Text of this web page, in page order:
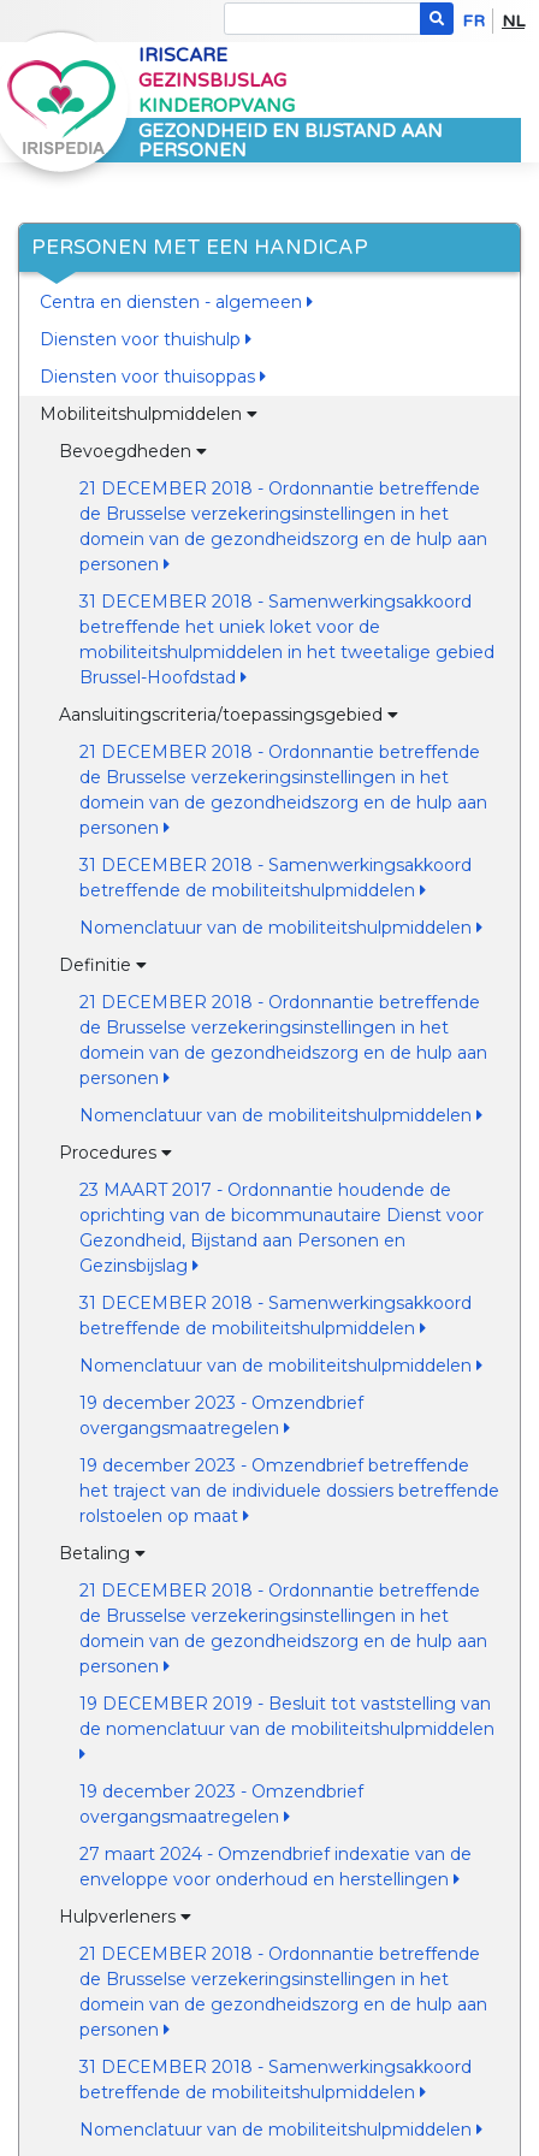
FR NL
IRISCARE
GEZINSBIJSLAG
KINDEROPVANG
GEZONDHEID EN BIJSTAND AAN
PERSONEN
PERSONEN MET EEN HANDICAP
Centra en diensten - algemeen
Diensten voor thuishulp
Diensten voor thuisoppas
Mobiliteitshulpmiddelen
Bevoegdheden
21 DECEMBER 2018 - Ordonnantie betreffende
de Brusselse verzekeringsinstellingen in het
domein van de gezondheidszorg en de hulp aan
personen
31 DECEMBER 2018 - Samenwerkingsakkoord
betreffende het uniek loket voor de
mobiliteitshulpmiddelen in het tweetalige gebied
Brussel-Hoofdstad
Aansluitingscriteria/toepassingsgebied
21 DECEMBER 2018 - Ordonnantie betreffende
de Brusselse verzekeringsinstellingen in het
domein van de gezondheidszorg en de hulp aan
personen
31 DECEMBER 2018 - Samenwerkingsakkoord
betreffende de mobiliteitshulpmiddelen
Nomenclatuur van de mobiliteitshulpmiddelen
Definitie
21 DECEMBER 2018 - Ordonnantie betreffende
de Brusselse verzekeringsinstellingen in het
domein van de gezondheidszorg en de hulp aan
personen
Nomenclatuur van de mobiliteitshulpmiddelen
Procedures
23 MAART 2017 - Ordonnantie houdende de
oprichting van de bicommunautaire Dienst voor
Gezondheid, Bijstand aan Personen en
Gezinsbijslag
31 DECEMBER 2018 - Samenwerkingsakkoord
betreffende de mobiliteitshulpmiddelen
Nomenclatuur van de mobiliteitshulpmiddelen
19 december 2023 - Omzendbrief
overgangsmaatregelen
19 december 2023 - Omzendbrief betreffende
het traject van de individuele dossiers betreffende
rolstoelen op maat
Betaling
21 DECEMBER 2018 - Ordonnantie betreffende
de Brusselse verzekeringsinstellingen in het
domein van de gezondheidszorg en de hulp aan
personen
19 DECEMBER 2019 - Besluit tot vaststelling van
de nomenclatuur van de mobiliteitshulpmiddelen
19 december 2023 - Omzendbrief
overgangsmaatregelen
27 maart 2024 - Omzendbrief indexatie van de
enveloppe voor onderhoud en herstellingen
Hulpverleners
21 DECEMBER 2018 - Ordonnantie betreffende
de Brusselse verzekeringsinstellingen in het
domein van de gezondheidszorg en de hulp aan
personen
31 DECEMBER 2018 - Samenwerkingsakkoord
betreffende de mobiliteitshulpmiddelen
Nomenclatuur van de mobiliteitshulpmiddelen